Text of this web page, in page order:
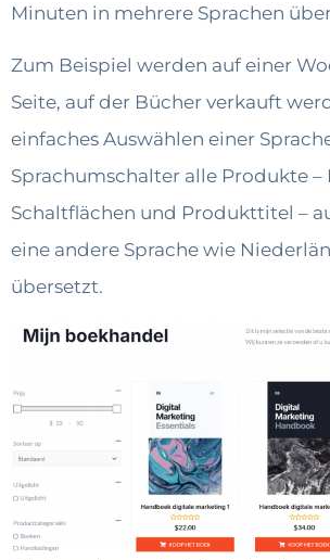
Minuten in mehrere Sprachen
Zum Beispiel werden auf einer
Seite, auf der Bücher verkauft
einfaches Auswählen einer
Sprachumschalter alle Produkte –
Schaltflächen und Produkttitel –
eine andere Sprache wie
übersetzt.